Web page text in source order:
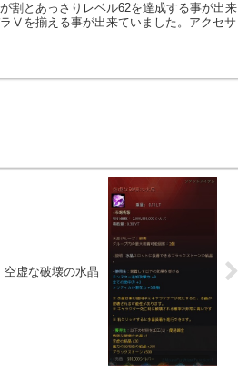
割とあっさりレベル62を達成する事が出来
Ⅴを揃える事が出来ていました。アクセサ
空虚な破壊の水晶